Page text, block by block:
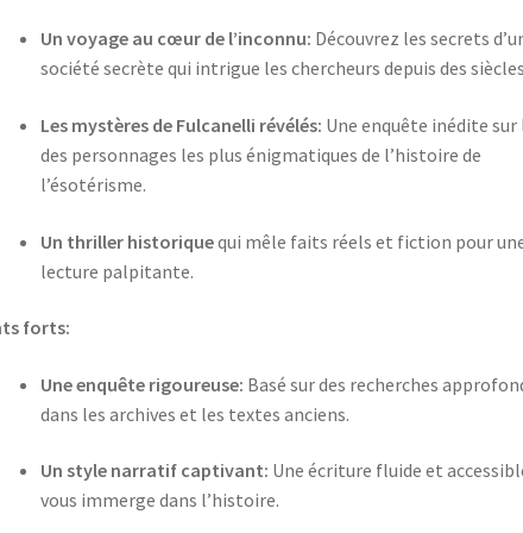
Un voyage au cœur de l’inconnu: Découvrez les secrets
société secrète qui intrigue les chercheurs depuis des
Les mystères de Fulcanelli révélés: Une enquête inédite sur
des personnages les plus énigmatiques de l’histoire de
l’ésotérisme.
Un thriller historiquequi mêle faits réels et fiction pour
lecture palpitante.
forts:
Une enquête rigoureuse: Basé sur des recherches
dans les archives et les textes anciens.
Un style narratif captivant: Une écriture fluide et
vous immerge dans l’histoire.